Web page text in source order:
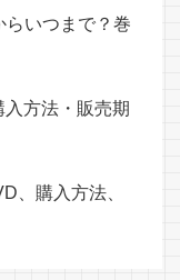
らいつまで？巻
方法・販売期
、購入方法、